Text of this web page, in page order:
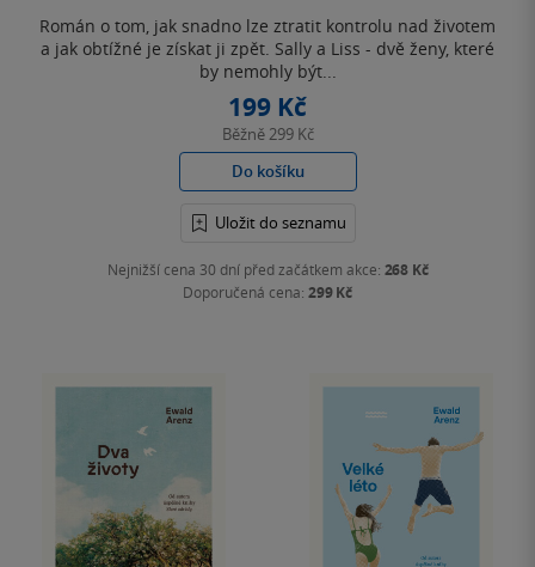
Román o tom, jak snadno lze ztratit kontrolu nad životem
a jak obtížné je získat ji zpět. Sally a Liss - dvě ženy, které
by nemohly být...
199 Kč
Běžně299 Kč
Do košíku
Uložit do seznamu
Nejnižší cena 30 dní před začátkem akce: 268 Kč
Doporučená cena:299 Kč